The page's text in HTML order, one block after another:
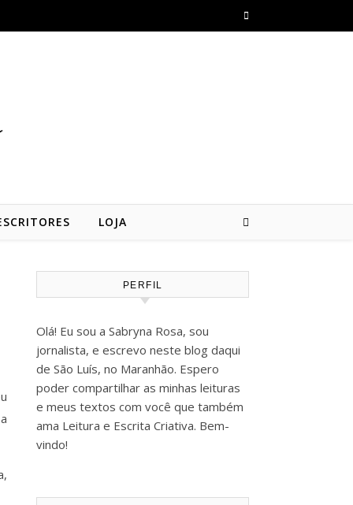
LOJA
PERFIL
Olá! Eu sou a Sabryna Rosa, sou
jornalista, e escrevo neste blog daqui
de São Luís, no Maranhão. Espero
poder compartilhar as minhas leituras
e meus textos com você que também
ama Leitura e Escrita Criativa. Bem-
vindo!